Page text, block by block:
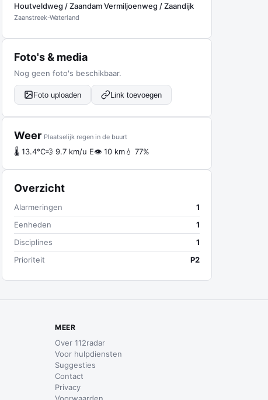
Houtveldweg / Zaandam Vermiljoenweg / Zaandijk
Zaanstreek-Waterland
Foto's & media
Nog geen foto's beschikbaar.
Foto uploaden Link toevoegen
Weer Plaatselijk regen in de buurt
🌡 13.4°C💨 9.7 km/u E👁 10 km💧 77%
Overzicht
Alarmeringen
1
Eenheden
1
Disciplines
1
Prioriteit
P2
MEER
Over 112radar
Voor hulpdiensten
Suggesties
Contact
Privacy